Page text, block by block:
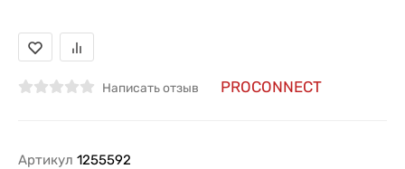
Написать отзыв PROCONNECT
Артикул 1255592